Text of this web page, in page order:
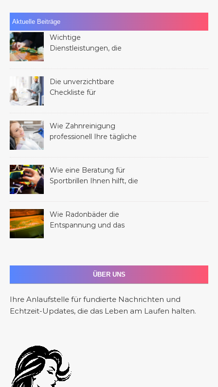
Aktuelle Beiträge
Wichtige
Dienstleistungen, die
eines Familienmitglieds
helfen können
Die unverzichtbare
Checkliste für
jedem Bauprojekt
Wie Zahnreinigung
professionell Ihre tägliche
kann
Wie eine Beratung für
Sportbrillen Ihnen hilft, die
Sport zu finden
Wie Radonbäder die
Entspannung und das
ÜBER UNS
Ihre Anlaufstelle für fundierte Nachrichten und
Echtzeit-Updates, die das Leben am Laufen halten.